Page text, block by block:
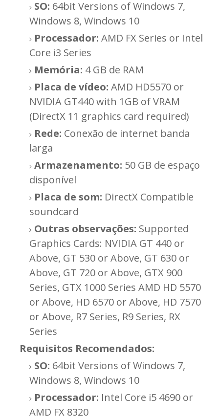
SO: 64bit Versions of Windows 7,
Windows 8, Windows 10
Processador: AMD FX Series or Intel
Core i3 Series
Memória: 4 GB de RAM
Placa de vídeo: AMD HD5570 or
NVIDIA GT440 with 1GB of VRAM
(DirectX 11 graphics card required)
Rede: Conexão de internet banda
larga
Armazenamento: 50 GB de espaço
disponível
Placa de som: DirectX Compatible
soundcard
Outras observações: Supported
Graphics Cards: NVIDIA GT 440 or
Above, GT 530 or Above, GT 630 or
Above, GT 720 or Above, GTX 900
Series, GTX 1000 Series AMD HD 5570
or Above, HD 6570 or Above, HD 7570
or Above, R7 Series, R9 Series, RX
Series
Requisitos Recomendados:
SO: 64bit Versions of Windows 7,
Windows 8, Windows 10
Processador: Intel Core i5 4690 or
AMD FX 8320